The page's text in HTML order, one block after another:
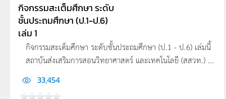
กิจกรรมสะเต็มศึกษา ระดับ
ชั้นประถมศึกษา (ป.1-ป.6)
เล่ม 1
กิจกรรมสะเต็มศึกษา ระดับชั้นประถมศึกษา (ป.1 - ป.6) เล่มนี้
สถาบันส่งเสริมการสอนวิทยาศาสตร์ และเทคโนโลยี (สสวท.) ...
33,454